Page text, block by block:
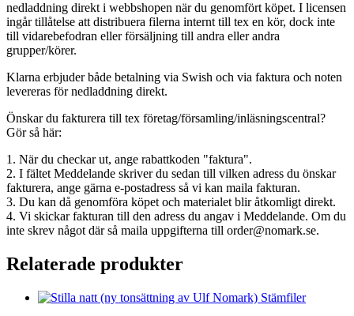
nedladdning direkt i webbshopen när du genomfört köpet. I licensen
ingår tillåtelse att distribuera filerna internt till tex en kör, dock inte
till vidarebefodran eller försäljning till andra eller andra
grupper/körer.
Klarna erbjuder både betalning via Swish och via faktura och noten
levereras för nedladdning direkt.
Önskar du fakturera till tex företag/församling/inläsningscentral?
Gör så här:
1. När du checkar ut, ange rabattkoden "faktura".
2. I fältet Meddelande skriver du sedan till vilken adress du önskar
fakturera, ange gärna e-postadress så vi kan maila fakturan.
3. Du kan då genomföra köpet och materialet blir åtkomligt direkt.
4. Vi skickar fakturan till den adress du angav i Meddelande. Om du
inte skrev något där så maila uppgifterna till order@nomark.se.
Relaterade produkter